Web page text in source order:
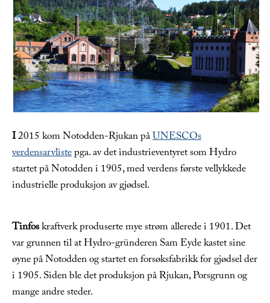
I2015 kom Notodden-Rjukan påUNESCOs
verdensarvlistepga. av det industrieventyret som Hydro
startet på Notodden i 1905, med verdens første vellykkede
industrielle produksjon av gjødsel.
Tinfoskraftverk produserte mye strøm allerede i 1901. Det
var grunnen til at Hydro-gründeren Sam Eyde kastet sine
øyne på Notodden og startet en forsøksfabrikk for gjødsel der
i 1905. Siden ble det produksjon på Rjukan, Porsgrunn og
mange andre steder.